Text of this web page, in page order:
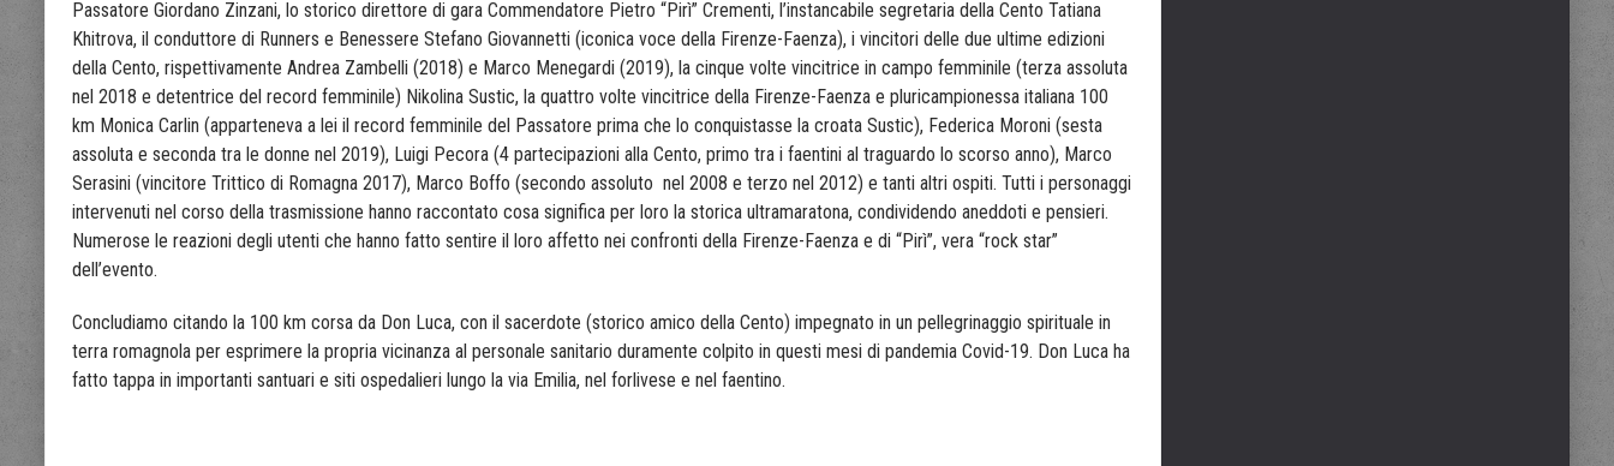
Passatore Giordano Zinzani, lo storico direttore di gara Commendatore Pietro “Pirì” Crementi, l’instancabile segretaria della Cento Tatiana
Khitrova, il conduttore di Runners e Benessere Stefano Giovannetti (iconica voce della Firenze-Faenza), i vincitori delle due ultime edizioni
della Cento, rispettivamente Andrea Zambelli (2018) e Marco Menegardi (2019), la cinque volte vincitrice in campo femminile (terza assoluta
nel 2018 e detentrice del record femminile) Nikolina Sustic, la quattro volte vincitrice della Firenze-Faenza e pluricampionessa italiana 100
km Monica Carlin (apparteneva a lei il record femminile del Passatore prima che lo conquistasse la croata Sustic), Federica Moroni (sesta
assoluta e seconda tra le donne nel 2019), Luigi Pecora (4 partecipazioni alla Cento, primo tra i faentini al traguardo lo scorso anno), Marco
Serasini (vincitore Trittico di Romagna 2017), Marco Boffo (secondo assoluto nel 2008 e terzo nel 2012) e tanti altri ospiti. Tutti i personaggi
intervenuti nel corso della trasmissione hanno raccontato cosa significa per loro la storica ultramaratona, condividendo aneddoti e pensieri.
Numerose le reazioni degli utenti che hanno fatto sentire il loro affetto nei confronti della Firenze-Faenza e di “Pirì”, vera “rock star”
dell’evento.
Concludiamo citando la 100 km corsa da Don Luca, con il sacerdote (storico amico della Cento) impegnato in un pellegrinaggio spirituale in
terra romagnola per esprimere la propria vicinanza al personale sanitario duramente colpito in questi mesi di pandemia Covid-19. Don Luca ha
fatto tappa in importanti santuari e siti ospedalieri lungo la via Emilia, nel forlivese e nel faentino.